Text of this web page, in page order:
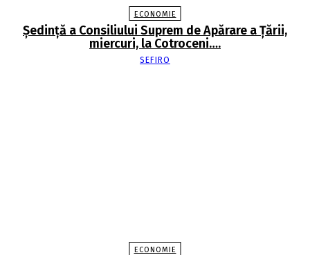
ECONOMIE
Şedinţă a Consiliului Suprem de Apărare a Ţării,
miercuri, la Cotroceni….
SEFIRO
ECONOMIE